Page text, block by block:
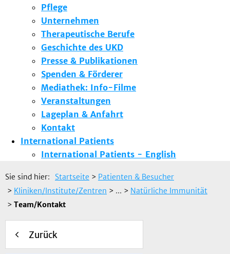
Pflege
Unternehmen
Therapeutische Berufe
Geschichte des UKD
Presse & Publikationen
Spenden & Förderer
Mediathek: Info-Filme
Veranstaltungen
Lageplan & Anfahrt
Kontakt
International Patients
International Patients - English
Sie sind hier: Startseite > Patienten & Besucher
> Kliniken/Institute/Zentren > ... > Natürliche Immunität
> Team/Kontakt
Zurück